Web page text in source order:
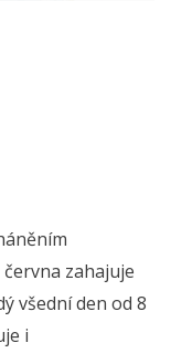
zahajuje
všední den od 8
i